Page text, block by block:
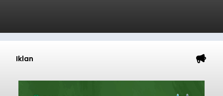
Iklan